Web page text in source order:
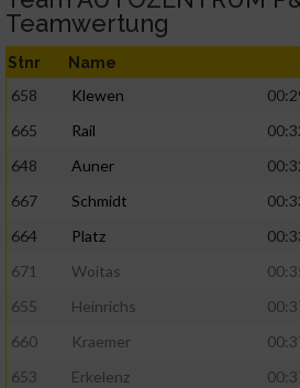
Teamwertung
Stnr Name
658 Klewen
665
Rail
648
Auner
667
Schmidt
664
Platz
671
Woitas
655
Heinrichs
660
Kraemer
653
Erkelenz